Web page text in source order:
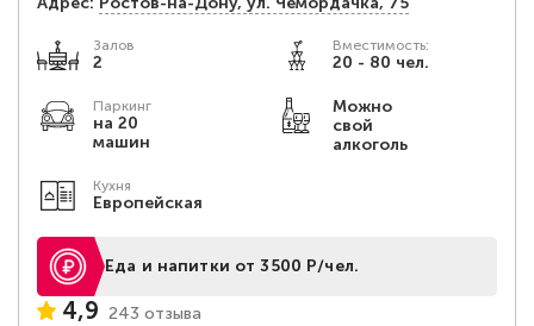
Залов
2
Вместимость:
20 - 80 чел.
Паркинг
на 20
машин
Можно
свой
алкоголь
Кухня
Европейская
Еда и напитки от 3500 Р/чел.
4,9 243 отзыва